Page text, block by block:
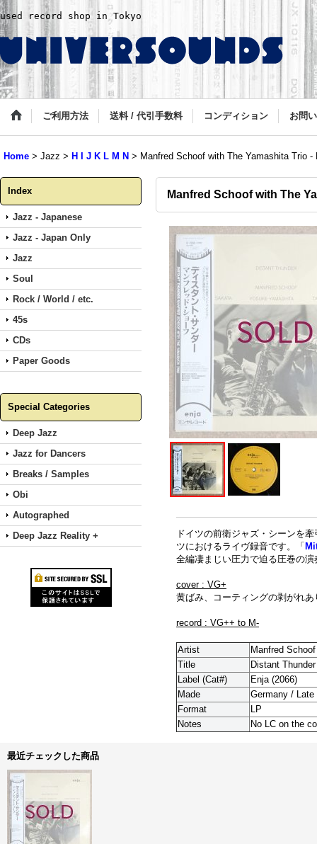
used record shop in Tokyo
ご利用方法 送料 / 代引手数料 コンディション お問
Home > Jazz > H I J K L M N > Manfred Schoof with The Yamashita Trio -
Index
Jazz - Japanese
Jazz - Japan Only
Jazz
Soul
Rock / World / etc.
45s
CDs
Paper Goods
Special Categories
Deep Jazz
Jazz for Dancers
Breaks / Samples
Obi
Autographed
Deep Jazz Reality +
Manfred Schoof with The
ドイツの前衛ジャズ・シーンを
ツにおけるライヴ録音です。「
全編凄まじい圧力で迫る圧巻の
cover : VG+
黄ばみ、コーティングの剥がれ
record : VG++ to M-
Artist
Manfred
Title
Distant Thunder
Label (Cat#)
Enja (2066)
Made
Germany / Late
Format
LP
Notes
No LC on the
最近チェックした商品